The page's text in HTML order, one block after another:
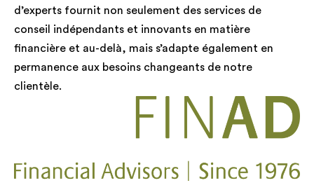
d’experts fournit non seulement des services de
conseil indépendants et innovants en matière
financière et au-delà, mais s’adapte également en
permanence aux besoins changeants de notre
clientèle.